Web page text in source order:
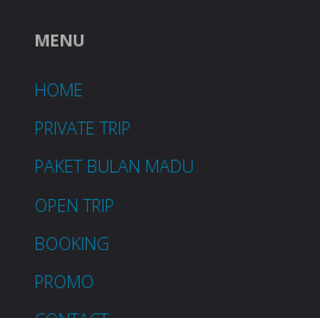
MENU
HOME
PRIVATE TRIP
PAKET BULAN MADU
OPEN TRIP
BOOKING
PROMO